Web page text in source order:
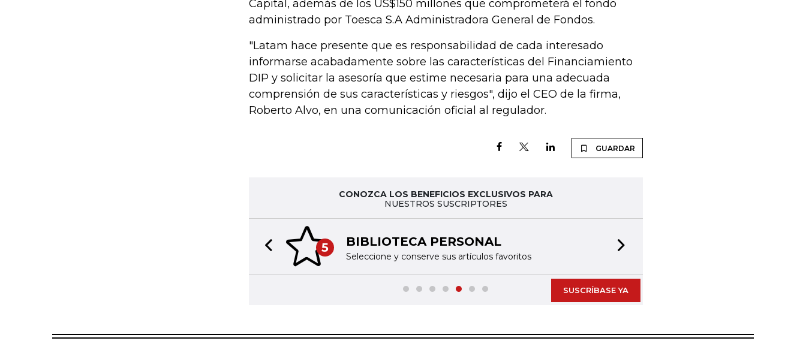
Capital, además de los US$150 millones que comprometerá el fondo
administrado por Toesca S.A Administradora General de Fondos.
"Latam hace presente que es responsabilidad de cada interesado
informarse acabadamente sobre las características del Financiamiento
DIP y solicitar la asesoría que estime necesaria para una adecuada
comprensión de sus características y riesgos", dijo el CEO de la firma,
Roberto Alvo, en una comunicación oficial al regulador.
GUARDAR
CONOZCA LOS BENEFICIOS EXCLUSIVOS PARA
NUESTROS SUSCRIPTORES
5 BIBLIOTECA PERSONAL
Seleccione y conserve sus artículos favoritos
Previous slide
SUSCRÍBASE YA